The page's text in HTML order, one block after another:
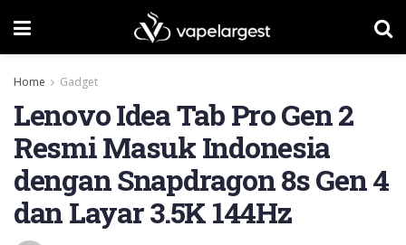
Home Gadget
Lenovo Idea Tab Pro Gen 2
Resmi Masuk Indonesia
dengan Snapdragon 8s Gen 4
dan Layar 3.5K 144Hz